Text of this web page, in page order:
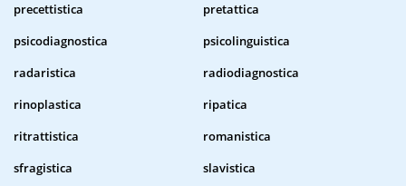
precettistica
pretattica
psicodiagnostica
psicolinguistica
radaristica
radiodiagnostica
rinoplastica
ripatica
ritrattistica
romanistica
sfragistica
slavistica